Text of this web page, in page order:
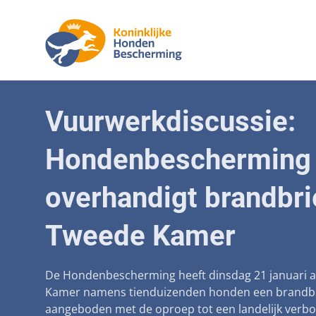
Aanpak
Betaalbare
Landelijk
Verplichte
Vuurwerkdiscussie:
Hondenbescherming
overhandigt
Tweede Kamer
De Hondenbescherming heeft dinsdag 21 januari
Kamer namens tienduizenden honden een
aangeboden met de oproep tot een landelijk